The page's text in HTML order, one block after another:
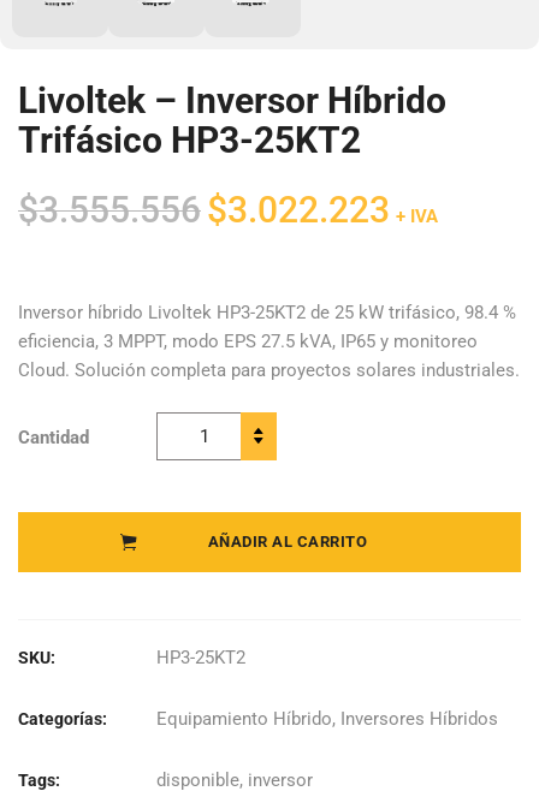
Livoltek – Inversor Híbrido
Trifásico HP3-25KT2
$3.555.556 El
precio
era:
$3.555.556.
$3.022.223
es:
$3.022.223.
+ IVA
Inversor híbrido Livoltek HP3-25KT2 de 25 kW trifásico, 98.4 %
eficiencia, 3 MPPT, modo EPS 27.5 kVA, IP65 y monitoreo
Cloud. Solución completa para proyectos solares industriales.
Cantidad
Livoltek -
Inversor
25KT2
AÑADIR AL CARRITO
SKU: HP3-25KT2
Categorías: Equipamiento Híbrido, Inversores Híbridos
Tags: disponible, inversor